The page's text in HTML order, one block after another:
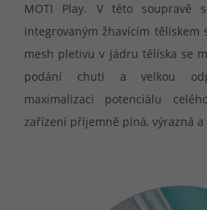
MOTI Play. V této soupravě
integrovaným žhavícím tělískem
mesh pletivu v jádru tělíska se
podání chuti a velkou
maximalizaci potenciálu
zařízení příjemně plná, výrazná